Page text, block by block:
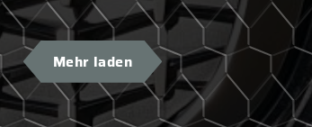
Mehr laden